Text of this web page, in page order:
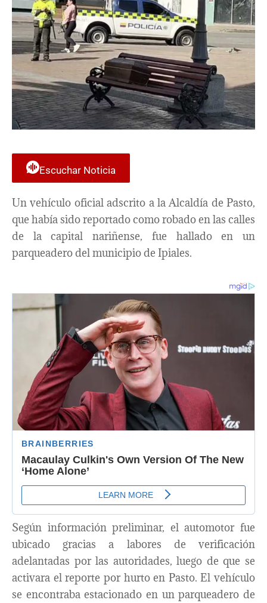
Escuchar Noticia
Un vehículo oficial adscrito a la Alcaldía de Pasto,
que había sido reportado como robado en las calles
de la capital nariñense, fue hallado en un
parqueadero del municipio de Ipiales.
Según información preliminar, el automotor fue
ubicado gracias a labores de verificación
adelantadas por las autoridades, luego de que se
activara el reporte por hurto en Pasto. El vehículo
se encontraba estacionado en un parqueadero de